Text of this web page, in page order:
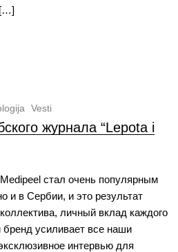
[…]
Vesti
журнала “Lepota i
стал очень популярным
и в Сербии, и это результат
личный вклад каждого
усиливает все наши
интервью для